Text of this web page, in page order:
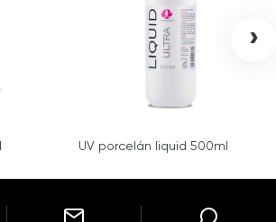
UV porcelán liquid 500ml
›